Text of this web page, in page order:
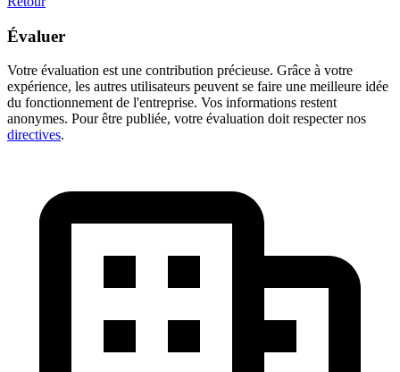
Évaluer
Votre évaluation est une contribution précieuse. Grâce à votre
expérience, les autres utilisateurs peuvent se faire une meilleure idée
du fonctionnement de l'entreprise. Vos informations restent
anonymes. Pour être publiée, votre évaluation doit respecter nos
directives.